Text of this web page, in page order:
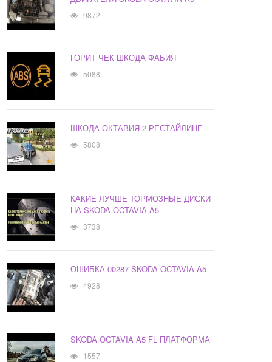
9872
ГОРИТ ЧЕК ШКОДА ФАБИЯ
5088
ШКОДА ОКТАВИЯ 2 РЕСТАЙЛИНГ
5808
КАКИЕ ЛУЧШЕ ТОРМОЗНЫЕ ДИСКИ
НА SKODA OCTAVIA A5
3738
ОШИБКА 00287 SKODA OCTAVIA A5
4928
SKODA OCTAVIA A5 FL ПЛАТФОРМА
1557